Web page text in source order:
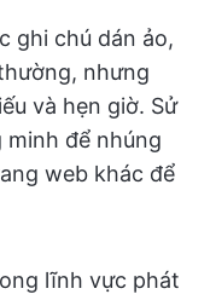
ghi chú dán ảo,
nhưng
và hẹn giờ. Sử
để nhúng
web khác để
lĩnh vực phát